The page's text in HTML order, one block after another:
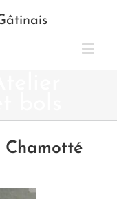
Chamotté